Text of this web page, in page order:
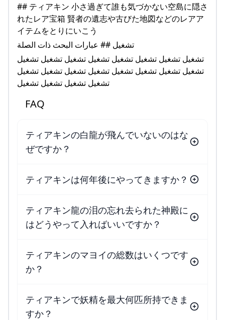
## ティアキン 小さ過ぎて誰も気づかない空島に隠さ
れたレア宝箱 賢者の遺志や古びた地図などのレアア
イテムをとりにいこう
تشغيل ## عبارات البحث ذات الصلة
تشغيل تشغيل تشغيل تشغيل تشغيل تشغيل تشغيل تشغيل
تشغيل تشغيل تشغيل تشغيل تشغيل تشغيل تشغيل تشغيل
تشغيل تشغيل تشغيل تشغيل
FAQ
ティアキンの白龍が飛んでいないのはな
ぜですか？
ティアキンは何年後にやってきますか？
ティアキン龍の泪の忘れ去られた神殿に
はどうやって入ればいいですか？
ティアキンのマヨイの総数はいくつです
か？
ティアキンで妖精を最大何匹所持できま
すか？